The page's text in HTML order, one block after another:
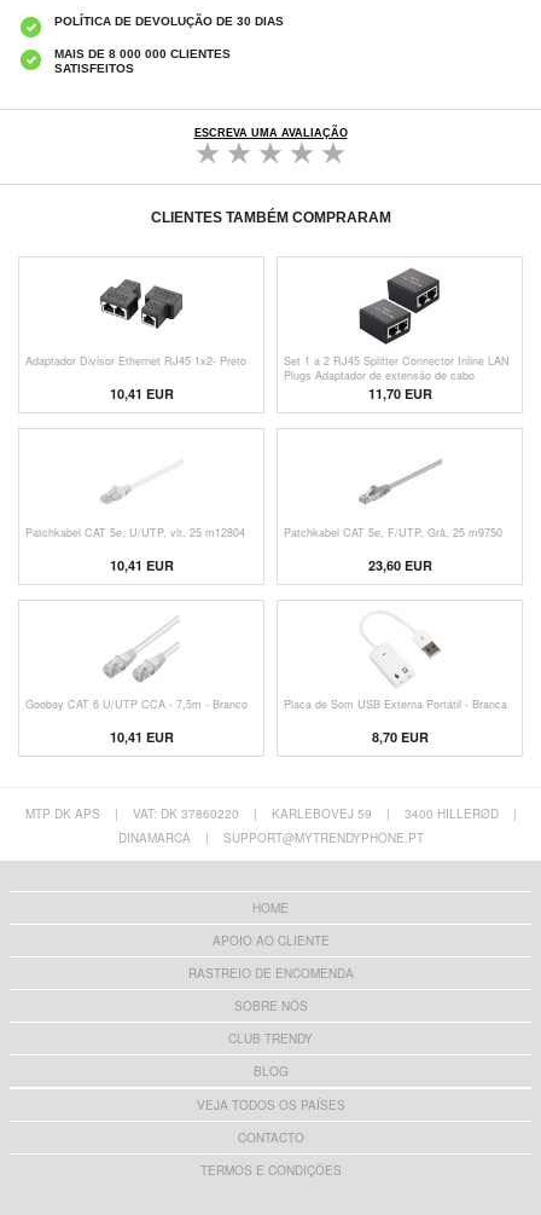
POLÍTICA DE DEVOLUÇÃO DE 30 DIAS
MAIS DE 8 000 000 CLIENTES
SATISFEITOS
ESCREVA UMA AVALIAÇÃO
CLIENTES TAMBÉM COMPRARAM
Adaptador Divisor Ethernet RJ45 1x2- Preto
10,41 EUR
Set 1 a 2 RJ45 Splitter Connector Inline LAN
Plugs Adaptador de extensão de cabo
Ethernet - 2 Peças11,70 EUR
Patchkabel CAT 5e, U/UTP, vit, 25 m12804
10,41 EUR
Patchkabel CAT 5e, F/UTP, Grå, 25 m9750
23,60 EUR
Goobay CAT 6 U/UTP CCA - 7,5m - Branco
10,41 EUR
Placa de Som USB Externa Portátil - Branca
8,70EUR
MTP DK APS | VAT: DK 37860220 | KARLEBOVEJ 59 | 3400 HILLERØD
|
DINAMARCA
| SUPPORT@MYTRENDYPHONE.PT
HOME
APOIO AO CLIENTE
RASTREIO DE ENCOMENDA
SOBRE NÓS
CLUB TRENDY
BLOG
VEJA TODOS OS PAÍSES
CONTACTO
TERMOS E CONDIÇÕES